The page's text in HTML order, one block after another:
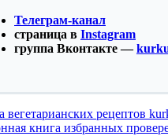
Телеграм-канал
страница в Instagram
группа Вконтакте —
книга избранных